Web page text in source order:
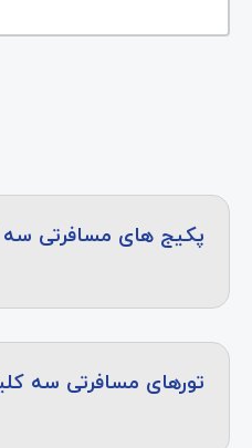
پکیج های مسافرتی
تورهای مسافرتی سه